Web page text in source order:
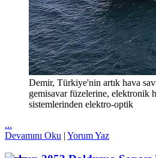
Demir, Türkiye'nin artık hava
gemisavar füzelerine, elektronik
sistemlerinden elektro-optik
...
Devamını Oku | Yorum Yaz